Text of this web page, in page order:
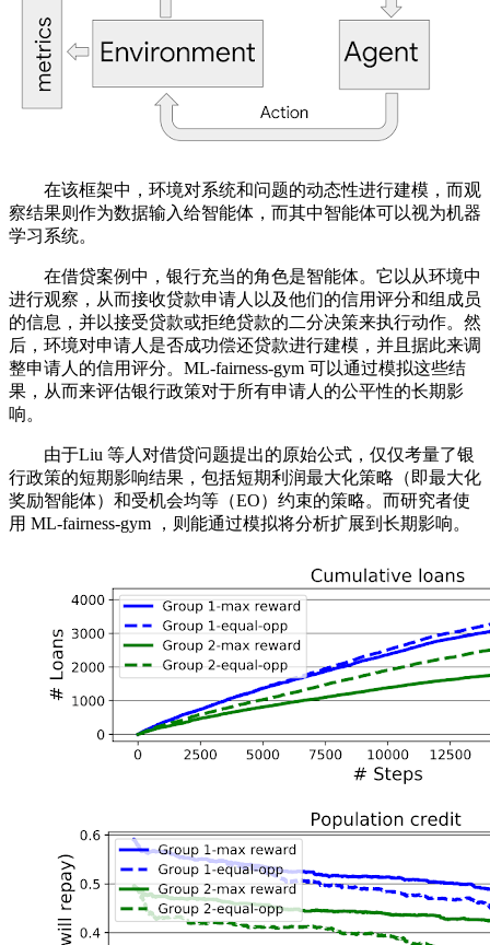
在该框架中，环境对系统和问题的动态性进行建模，而观
察结果则作为数据输入给智能体，而其中智能体可以视为机器
学习系统。
在借贷案例中，银行充当的角色是智能体。它以从环境中
进行观察，从而接收贷款申请人以及他们的信用评分和组成员
的信息，并以接受贷款或拒绝贷款的二分决策来执行动作。然
后，环境对申请人是否成功偿还贷款进行建模，并且据此来调
整申请人的信用评分。ML-fairness-gym 可以通过模拟这些结
果，从而来评估银行政策对于所有申请人的公平性的长期影
响。
由于Liu 等人对借贷问题提出的原始公式，仅仅考量了银
行政策的短期影响结果，包括短期利润最大化策略（即最大化
奖励智能体）和受机会均等（EO）约束的策略。而研究者使
用 ML-fairness-gym ，则能通过模拟将分析扩展到长期影响。